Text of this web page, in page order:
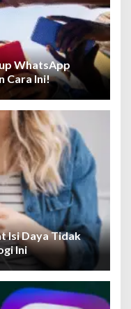
WhatsApp
Cara Ini!
Isi Daya Tidak
Ini